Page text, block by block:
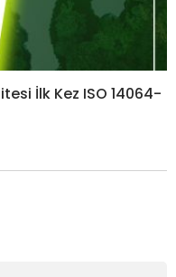
İlk Kez ISO 14064-